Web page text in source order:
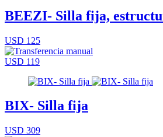
BEEZI- Silla fija,
USD 125
USD 119
BIX- Silla fija
USD 309